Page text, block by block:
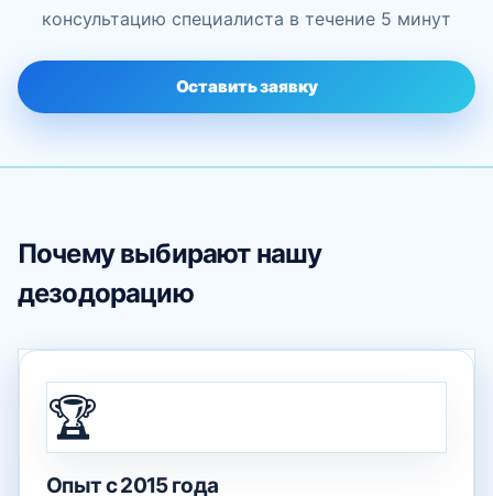
консультацию специалиста в течение 5 минут
Оставить заявку
Почему выбирают нашу
дезодорацию
🏆
Опыт с 2015 года